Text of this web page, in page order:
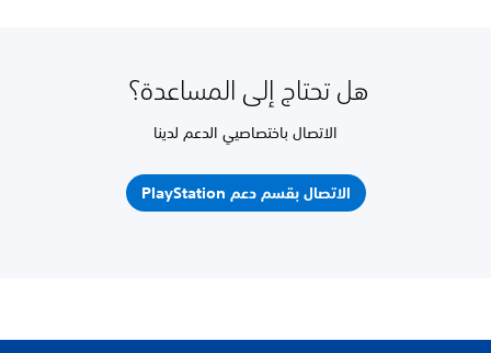
هل تحتاج إلى المساعدة؟
الاتصال باختصاصيي الدعم لدينا
الاتصال بقسم دعم PlayStation